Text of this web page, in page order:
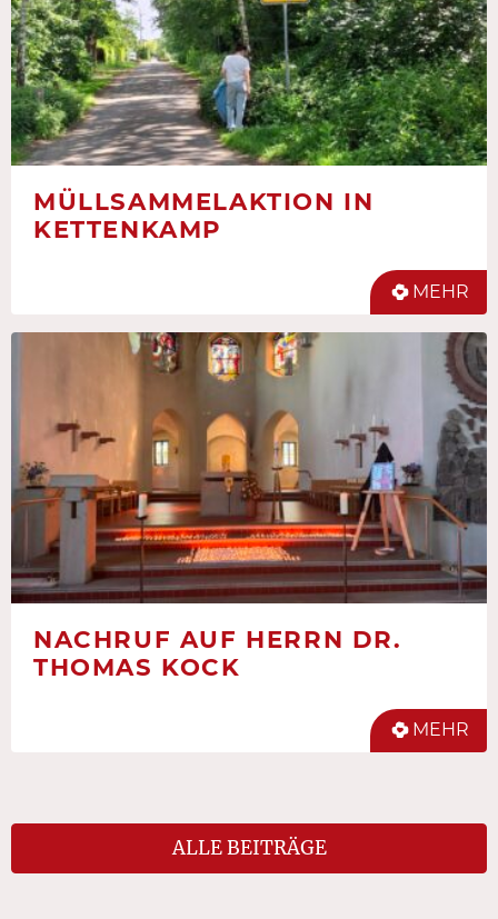
MÜLLSAMMELAKTION IN
KETTENKAMP
MEHR
NACHRUF AUF HERRN DR.
THOMAS KOCK
MEHR
ALLE BEITRÄGE